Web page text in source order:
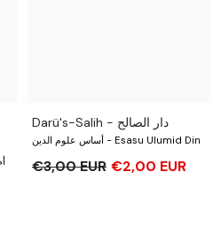
Darü's-Salih - دار الصالح
‏أساس علوم الدين - Esasu Ulumid Din
€3,00 EUR €2,00 EUR